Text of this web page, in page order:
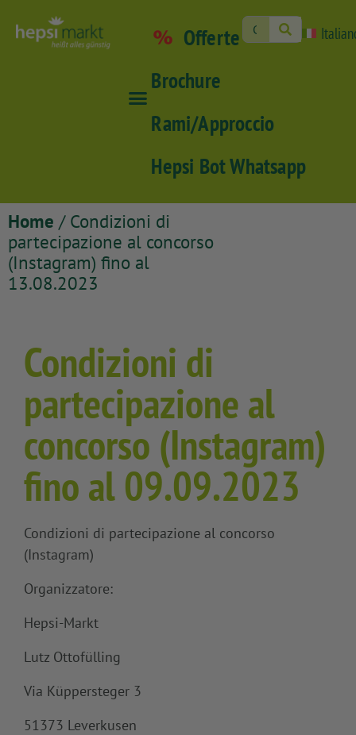
Offerte
Brochure
Rami/Approccio
Hepsi Bot Whatsapp
Home / Condizioni di
partecipazione al concorso
(Instagram) fino al
13.08.2023
Condizioni di
partecipazione al
concorso (Instagram)
fino al 09.09.2023
Condizioni di partecipazione al concorso
(Instagram)
Organizzatore:
Hepsi-Markt
Lutz Ottofülling
Via Küppersteger 3
51373 Leverkusen